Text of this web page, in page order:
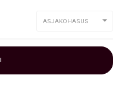
ASJAKOHASUS 